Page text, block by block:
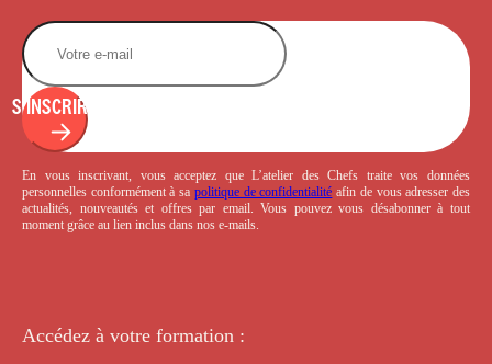
S'INSCRIRE
En vous inscrivant, vous acceptez que L’atelier des Chefs traite vos données
personnelles conformément à sa politique de confidentialité afin de vous adresser des
actualités, nouveautés et offres par email. Vous pouvez vous désabonner à tout
moment grâce au lien inclus dans nos e-mails.
Accédez à votre formation :